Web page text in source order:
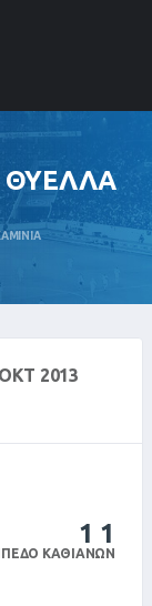
ΘΥΕΛΛΑ
2013
1 1
ΚΑΘΙΑΝΏΝ